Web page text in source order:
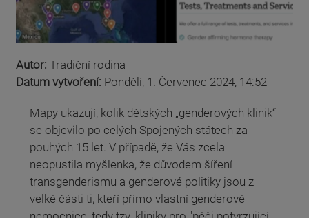
Autor: Tradiční rodina
Datum vytvoření: Pondělí, 1. Červenec 2024, 14:52
Mapy ukazují, kolik dětských „genderových klinik“
se objevilo po celých Spojených státech za
pouhých 15 let. V případě, že Vás zcela
neopustila myšlenka, že důvodem šíření
transgenderismu a genderové politiky jsou z
velké části ti, kteří přímo vlastní genderové